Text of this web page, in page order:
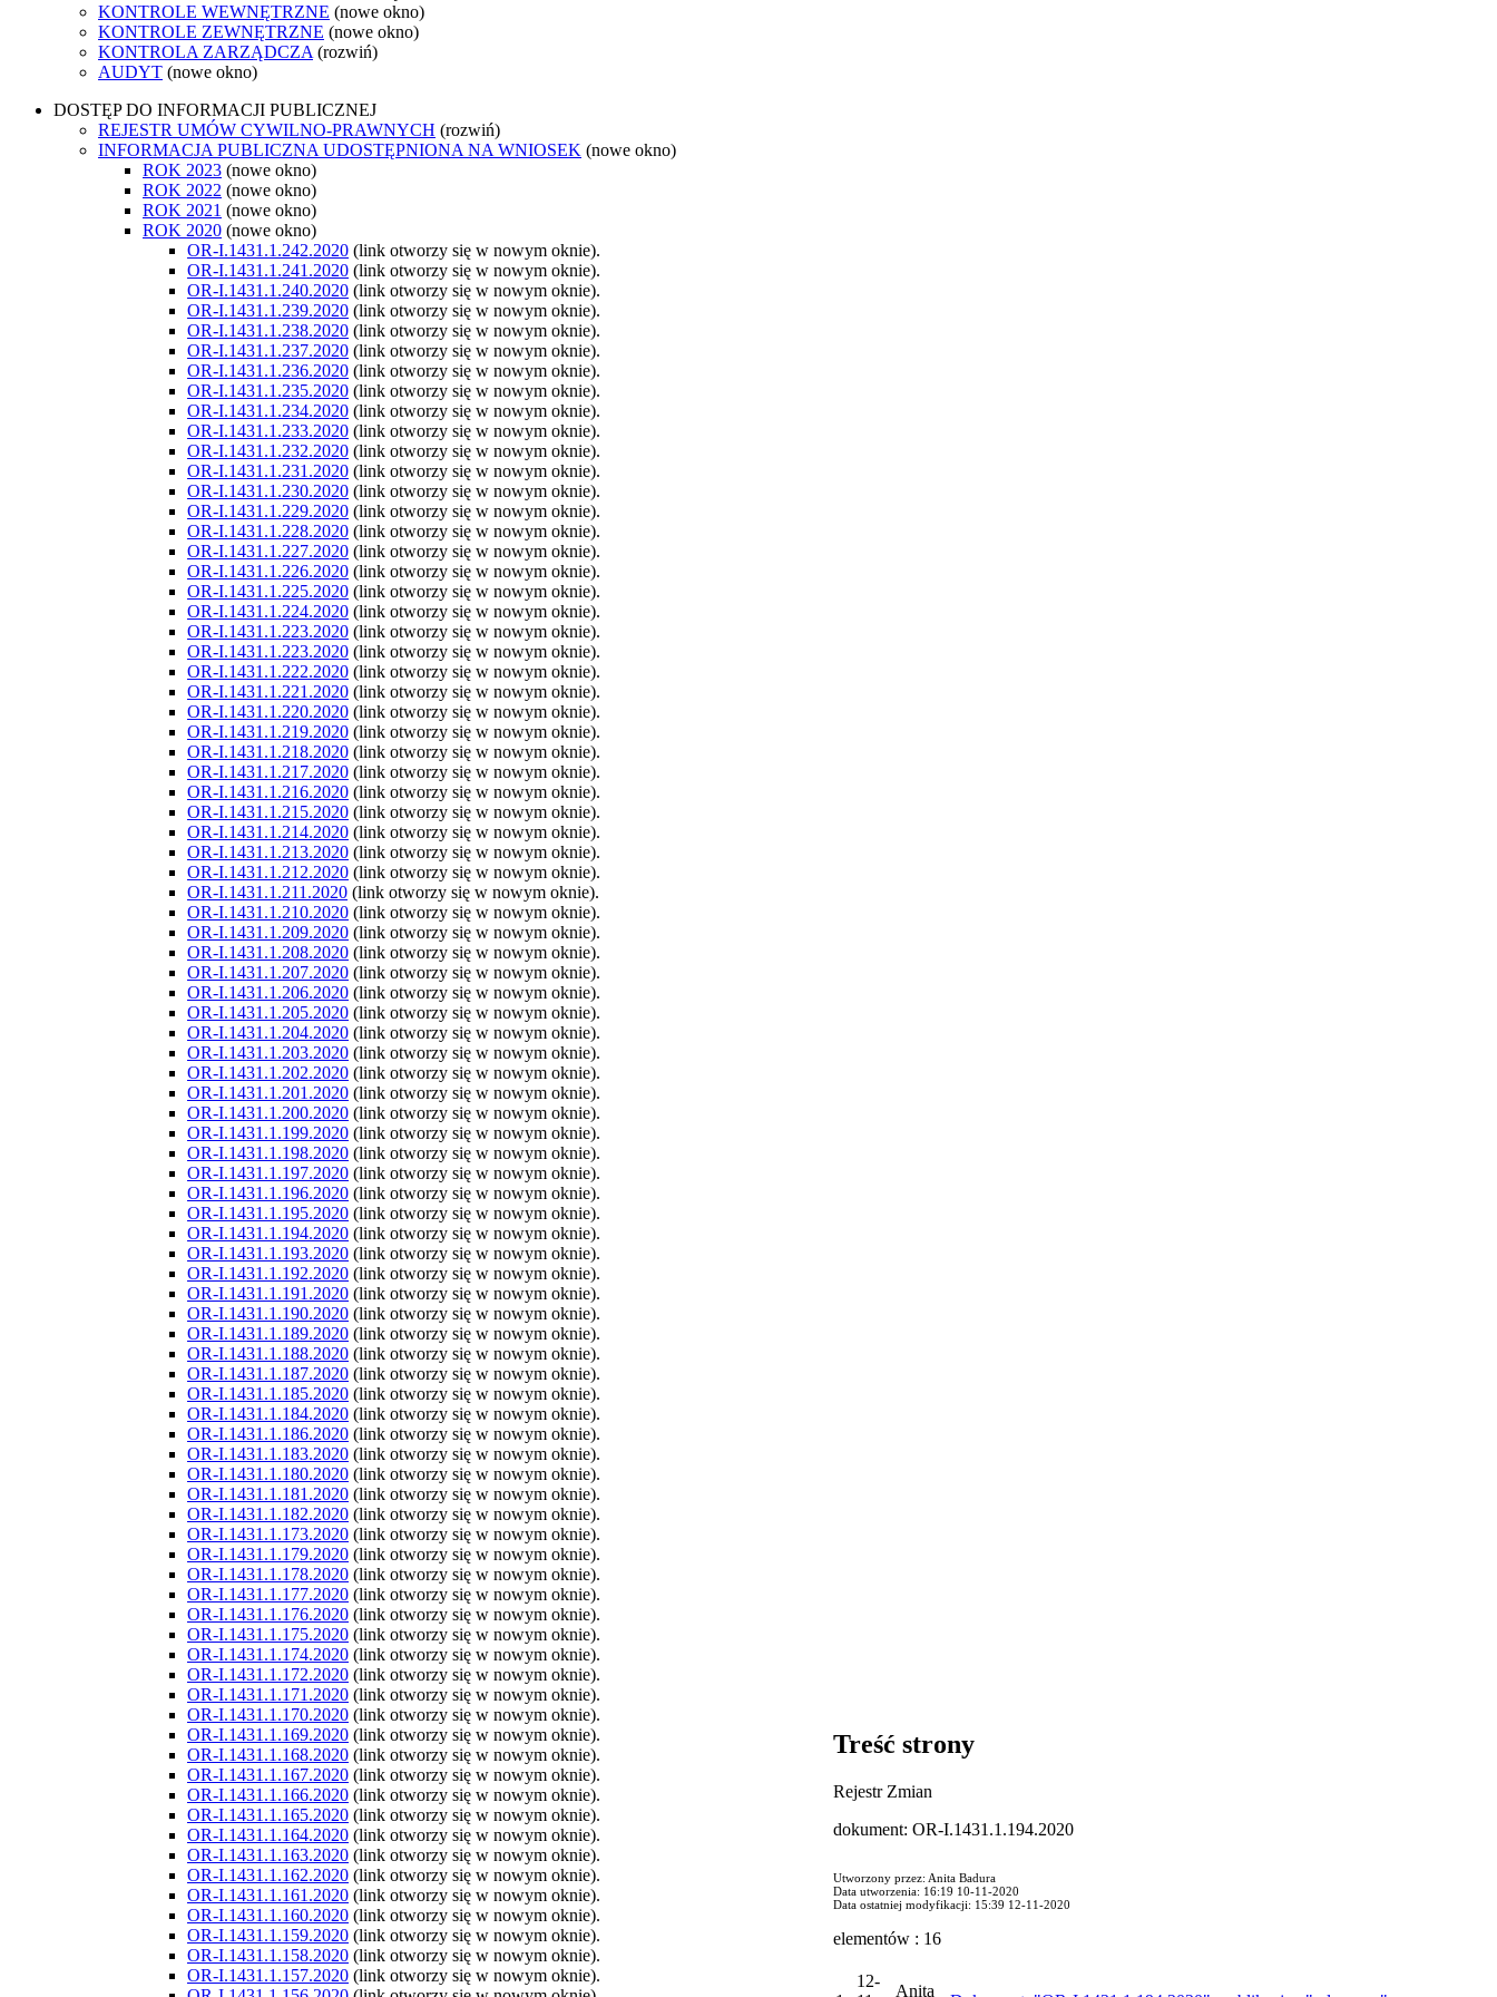
KONTROLE WEWNĘTRZNE (nowe okno)
KONTROLE ZEWNĘTRZNE (nowe okno)
KONTROLA ZARZĄDCZA (rozwiń)
AUDYT (nowe okno)
DOSTĘP DO INFORMACJI PUBLICZNEJ
REJESTR UMÓW CYWILNO-PRAWNYCH (rozwiń)
INFORMACJA PUBLICZNA UDOSTĘPNIONA NA WNIOSEK (nowe okno)
ROK 2023 (nowe okno)
ROK 2022 (nowe okno)
ROK 2021 (nowe okno)
ROK 2020 (nowe okno)
OR-I.1431.1.242.2020 (link otworzy się w nowym oknie).
OR-I.1431.1.241.2020 (link otworzy się w nowym oknie).
OR-I.1431.1.240.2020 (link otworzy się w nowym oknie).
OR-I.1431.1.239.2020 (link otworzy się w nowym oknie).
OR-I.1431.1.238.2020 (link otworzy się w nowym oknie).
OR-I.1431.1.237.2020 (link otworzy się w nowym oknie).
OR-I.1431.1.236.2020 (link otworzy się w nowym oknie).
OR-I.1431.1.235.2020 (link otworzy się w nowym oknie).
OR-I.1431.1.234.2020 (link otworzy się w nowym oknie).
OR-I.1431.1.233.2020 (link otworzy się w nowym oknie).
OR-I.1431.1.232.2020 (link otworzy się w nowym oknie).
OR-I.1431.1.231.2020 (link otworzy się w nowym oknie).
OR-I.1431.1.230.2020 (link otworzy się w nowym oknie).
OR-I.1431.1.229.2020 (link otworzy się w nowym oknie).
OR-I.1431.1.228.2020 (link otworzy się w nowym oknie).
OR-I.1431.1.227.2020 (link otworzy się w nowym oknie).
OR-I.1431.1.226.2020 (link otworzy się w nowym oknie).
OR-I.1431.1.225.2020 (link otworzy się w nowym oknie).
OR-I.1431.1.224.2020 (link otworzy się w nowym oknie).
OR-I.1431.1.223.2020 (link otworzy się w nowym oknie).
OR-I.1431.1.223.2020 (link otworzy się w nowym oknie).
OR-I.1431.1.222.2020 (link otworzy się w nowym oknie).
OR-I.1431.1.221.2020 (link otworzy się w nowym oknie).
OR-I.1431.1.220.2020 (link otworzy się w nowym oknie).
OR-I.1431.1.219.2020 (link otworzy się w nowym oknie).
OR-I.1431.1.218.2020 (link otworzy się w nowym oknie).
OR-I.1431.1.217.2020 (link otworzy się w nowym oknie).
OR-I.1431.1.216.2020 (link otworzy się w nowym oknie).
OR-I.1431.1.215.2020 (link otworzy się w nowym oknie).
OR-I.1431.1.214.2020 (link otworzy się w nowym oknie).
OR-I.1431.1.213.2020 (link otworzy się w nowym oknie).
OR-I.1431.1.212.2020 (link otworzy się w nowym oknie).
OR-I.1431.1.211.2020 (link otworzy się w nowym oknie).
OR-I.1431.1.210.2020 (link otworzy się w nowym oknie).
OR-I.1431.1.209.2020 (link otworzy się w nowym oknie).
OR-I.1431.1.208.2020 (link otworzy się w nowym oknie).
OR-I.1431.1.207.2020 (link otworzy się w nowym oknie).
OR-I.1431.1.206.2020 (link otworzy się w nowym oknie).
OR-I.1431.1.205.2020 (link otworzy się w nowym oknie).
OR-I.1431.1.204.2020 (link otworzy się w nowym oknie).
OR-I.1431.1.203.2020 (link otworzy się w nowym oknie).
OR-I.1431.1.202.2020 (link otworzy się w nowym oknie).
OR-I.1431.1.201.2020 (link otworzy się w nowym oknie).
OR-I.1431.1.200.2020 (link otworzy się w nowym oknie).
OR-I.1431.1.199.2020 (link otworzy się w nowym oknie).
OR-I.1431.1.198.2020 (link otworzy się w nowym oknie).
OR-I.1431.1.197.2020 (link otworzy się w nowym oknie).
OR-I.1431.1.196.2020 (link otworzy się w nowym oknie).
OR-I.1431.1.195.2020 (link otworzy się w nowym oknie).
OR-I.1431.1.194.2020 (link otworzy się w nowym oknie).
OR-I.1431.1.193.2020 (link otworzy się w nowym oknie).
OR-I.1431.1.192.2020 (link otworzy się w nowym oknie).
OR-I.1431.1.191.2020 (link otworzy się w nowym oknie).
OR-I.1431.1.190.2020 (link otworzy się w nowym oknie).
OR-I.1431.1.189.2020 (link otworzy się w nowym oknie).
OR-I.1431.1.188.2020 (link otworzy się w nowym oknie).
OR-I.1431.1.187.2020 (link otworzy się w nowym oknie).
OR-I.1431.1.185.2020 (link otworzy się w nowym oknie).
OR-I.1431.1.184.2020 (link otworzy się w nowym oknie).
OR-I.1431.1.186.2020 (link otworzy się w nowym oknie).
OR-I.1431.1.183.2020 (link otworzy się w nowym oknie).
OR-I.1431.1.180.2020 (link otworzy się w nowym oknie).
OR-I.1431.1.181.2020 (link otworzy się w nowym oknie).
OR-I.1431.1.182.2020 (link otworzy się w nowym oknie).
OR-I.1431.1.173.2020 (link otworzy się w nowym oknie).
OR-I.1431.1.179.2020 (link otworzy się w nowym oknie).
OR-I.1431.1.178.2020 (link otworzy się w nowym oknie).
OR-I.1431.1.177.2020 (link otworzy się w nowym oknie).
OR-I.1431.1.176.2020 (link otworzy się w nowym oknie).
OR-I.1431.1.175.2020 (link otworzy się w nowym oknie).
OR-I.1431.1.174.2020 (link otworzy się w nowym oknie).
OR-I.1431.1.172.2020 (link otworzy się w nowym oknie).
OR-I.1431.1.171.2020 (link otworzy się w nowym oknie).
OR-I.1431.1.170.2020 (link otworzy się w nowym oknie).
OR-I.1431.1.169.2020 (link otworzy się w nowym oknie).
OR-I.1431.1.168.2020 (link otworzy się w nowym oknie).
OR-I.1431.1.167.2020 (link otworzy się w nowym oknie).
OR-I.1431.1.166.2020 (link otworzy się w nowym oknie).
OR-I.1431.1.165.2020 (link otworzy się w nowym oknie).
OR-I.1431.1.164.2020 (link otworzy się w nowym oknie).
OR-I.1431.1.163.2020 (link otworzy się w nowym oknie).
OR-I.1431.1.162.2020 (link otworzy się w nowym oknie).
OR-I.1431.1.161.2020 (link otworzy się w nowym oknie).
OR-I.1431.1.160.2020 (link otworzy się w nowym oknie).
OR-I.1431.1.159.2020 (link otworzy się w nowym oknie).
OR-I.1431.1.158.2020 (link otworzy się w nowym oknie).
OR-I.1431.1.157.2020 (link otworzy się w nowym oknie).
Treść strony
Rejestr Zmian
dokument: OR-I.1431.1.194.2020
Utworzony przez: Anita Badura
Data utworzenia: 16:19 10-11-2020
Data ostatniej modyfikacji: 15:39 12-11-2020
elementów : 16
12-
Anita